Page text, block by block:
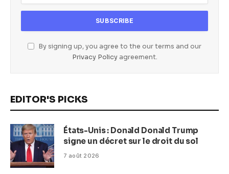
By signing up, you agree to the our terms and our
Privacy Policyagreement.
EDITOR'S PICKS
États-Unis : Donald Donald Trump
signe un décret sur le droit du sol
7 août 2026